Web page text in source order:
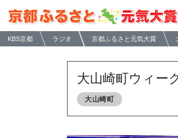
KBS京都 ラジオ 京都ふるさと元気大賞
大山崎町ウィー
大山崎町